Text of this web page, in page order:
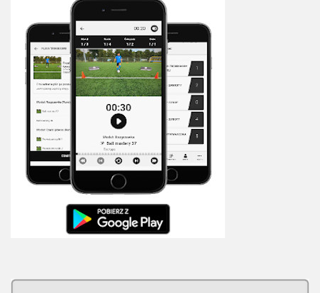
Plany treningowe
Aplikacja Pro Training
Sprzęt treningowy
Kontakt
O nas
Od autorów
Kontakt